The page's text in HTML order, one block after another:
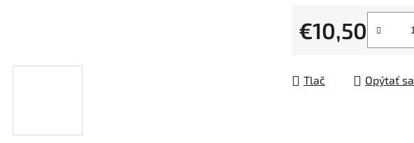
€10,50
Jednotková cena:
Tlač Opýtať sa